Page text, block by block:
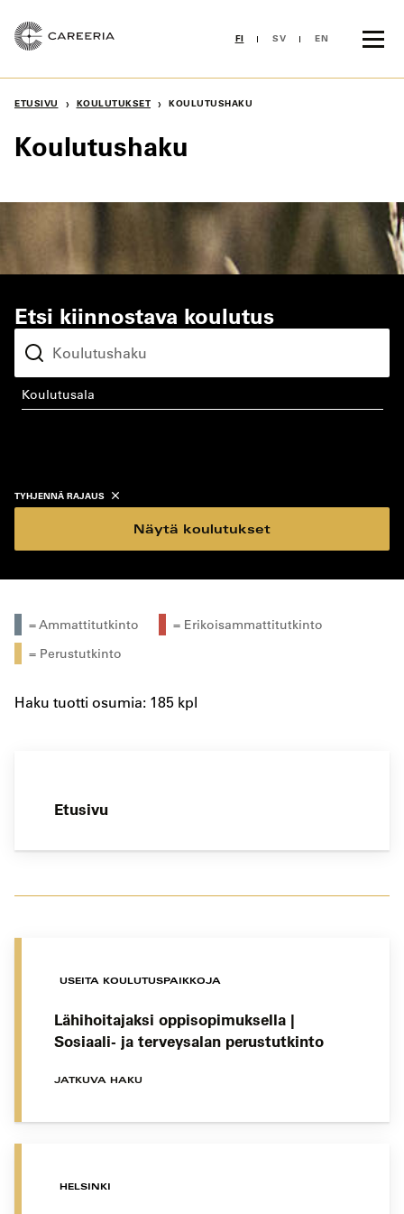
sisältöön
FI SV EN
ETUSIVU › KOULUTUKSET › KOULUTUSHAKU
Koulutushaku
Etsi kiinnostava koulutus
koulutusala
TYHJENNÄ RAJAUS
Näytä koulutukset
= Ammattitutkinto
= Erikoisammattitutkinto
= Perustutkinto
Haku tuotti osumia: 185 kpl
Etusivu
USEITA KOULUTUSPAIKKOJA
Lähihoitajaksi oppisopimuksella |
Sosiaali- ja terveysalan perustutkinto
JATKUVA HAKU
HELSINKI